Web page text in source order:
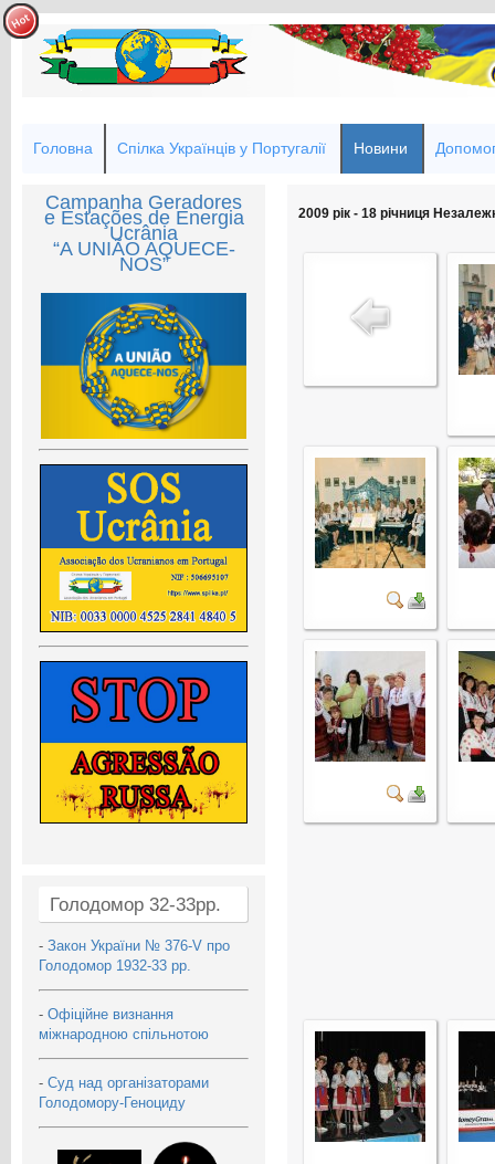
Головна Спілка Українців у Португалії Новини
Campanha Geradores
e Estações de Energia
Ucrânia
“A UNIÃO AQUECE-
NOS”
Голодомор 32-33рр.
- Закон України № 376-V про
Голодомор 1932-33 рр.
- Офіційне визнання
міжнародною спільнотою
- Суд над організаторами
Голодомору-Геноциду
2009 рік - 18 річниця